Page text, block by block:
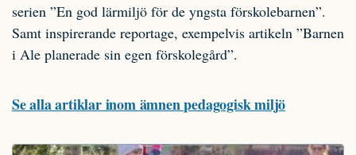
serien ”En god lärmiljö för de yngsta förskolebarnen”.
Samt inspirerande reportage, exempelvis artikeln ”Barnen
i Ale planerade sin egen förskolegård”.
Se alla artiklar inom ämnen pedagogisk miljö